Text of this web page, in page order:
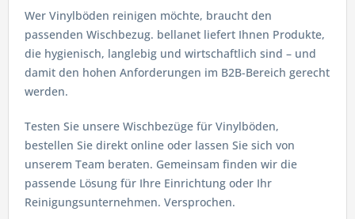
Wer Vinylböden reinigen möchte, braucht den
passenden Wischbezug. bellanet liefert Ihnen Produkte,
die hygienisch, langlebig und wirtschaftlich sind – und
damit den hohen Anforderungen im B2B-Bereich gerecht
werden.
Testen Sie unsere Wischbezüge für Vinylböden,
bestellen Sie direkt online oder lassen Sie sich von
unserem Team beraten. Gemeinsam finden wir die
passende Lösung für Ihre Einrichtung oder Ihr
Reinigungsunternehmen. Versprochen.